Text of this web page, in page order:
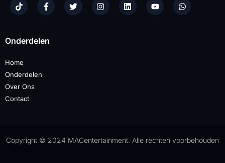
Onderdelen
Home
Onderdelen
Over Ons
Contact
Copyright © 2024 MACentertainment. Alle rechten voorbehouden